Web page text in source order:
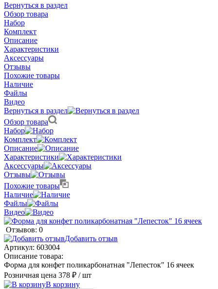
Вернуться в раздел
Обзор товара
Набор
Комплект
Описание
Характеристики
Аксессуары
Отзывы
Похожие товары
Наличие
Файлы
Видео
Вернуться в раздел
Обзор товара
Набор
Комплект
Описание
Характеристики
Аксессуары
Отзывы
Похожие товары
Наличие
Файлы
Видео
Отзывов: 0
Добавить отзыв
Артикул: 603004
Описание товара:
Форма для конфет поликарбонатная "Лепесток" 16 ячеек
Розничная цена 378 ₽ / шт
В корзину